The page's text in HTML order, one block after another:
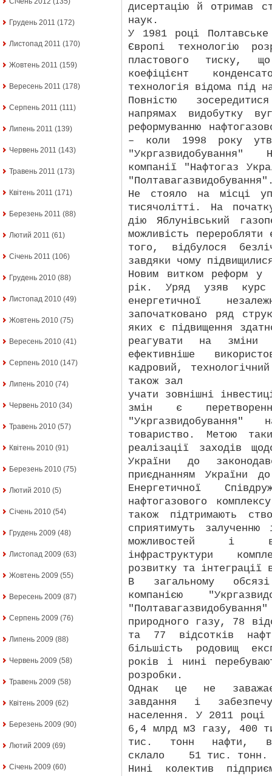
Грудень 2011 (172)
Листопад 2011 (170)
Жовтень 2011 (159)
Вересень 2011 (178)
Серпень 2011 (111)
Липень 2011 (139)
Червень 2011 (143)
Травень 2011 (173)
Квітень 2011 (171)
Березень 2011 (88)
Лютий 2011 (61)
Січень 2011 (106)
Грудень 2010 (88)
Листопад 2010 (49)
Жовтень 2010 (75)
Вересень 2010 (41)
Серпень 2010 (147)
Липень 2010 (74)
Червень 2010 (34)
Травень 2010 (57)
Квітень 2010 (91)
Березень 2010 (75)
Лютий 2010 (5)
Січень 2010 (54)
Грудень 2009 (48)
Листопад 2009 (63)
Жовтень 2009 (55)
Вересень 2009 (87)
Серпень 2009 (76)
Липень 2009 (88)
Червень 2009 (58)
Травень 2009 (58)
Квітень 2009 (62)
Березень 2009 (90)
Лютий 2009 (69)
Січень 2009 (60)
дисертацію й отримав
наук.
У 1981 році
Європі технологію
пластового тиску,
коефіцієнт
технологія відома під
Повністю
напрямах видобутку
реформуванню
– коли 1998 року
"Укргазвидобування"
компанії "Нафтогаз
Не стояло на місці
тисячолітті. На
дію Яблунівський
можливість
того, відбулося
завдяки чому
Новим витком реформ у
рік. Уряд узяв курс
енергетичної
започатковано ряд
яких є підвищення
реагувати на зміни
ефективніше
кадровий,
також зал
учати зовнішні
змін є
товариство. Метою
реалізації заходів
України до
приєднанням України
Енергетичної
нафтогазового
також підтримають
сприятимуть залученню
можливостей і
інфраструктури
розвитку та інтеграції
В загальному
компанією
природного газу, 78
та 77 відсотків
більшість родовищ
років і нині
розробки.
Однак це не заважає
завдання і
населення. У 2011 році
6,4 млрд м3 газу, 400
тис. тонн нафти,
склало
51 тис. тонн.
Нині колектив